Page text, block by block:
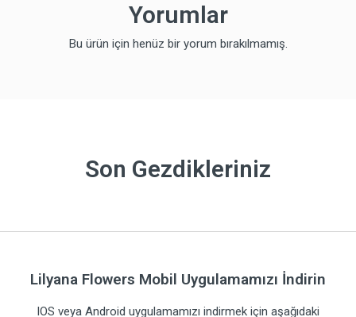
Yorumlar
Bu ürün için henüz bir yorum bırakılmamış.
Son Gezdikleriniz
Lilyana Flowers Mobil Uygulamamızı İndirin
IOS veya Android uygulamamızı indirmek için aşağıdaki